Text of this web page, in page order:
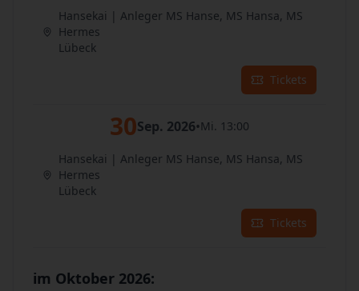
Hansekai | Anleger MS Hanse, MS Hansa, MS
Hermes
Lübeck
Tickets
30Sep. 2026•Mi. 13:00
Hansekai | Anleger MS Hanse, MS Hansa, MS
Hermes
Lübeck
Tickets
im Oktober 2026: